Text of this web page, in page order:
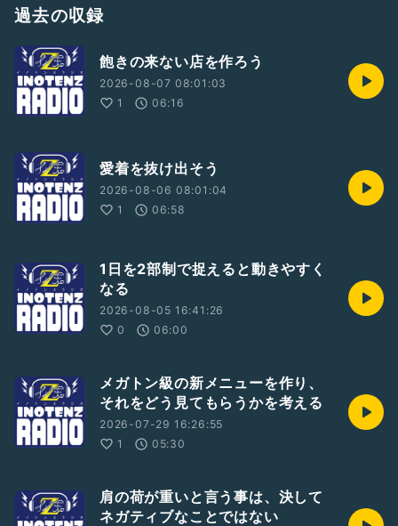
過去の収録
飽きの来ない店を作ろう
2026-08-07 08:01:03
1
06:16
愛着を抜け出そう
2026-08-06 08:01:04
1
06:58
1日を2部制で捉えると動きやすく
なる
2026-08-05 16:41:26
0
06:00
メガトン級の新メニューを作り、
それをどう見てもらうかを考える
2026-07-29 16:26:55
1
05:30
肩の荷が重いと言う事は、決して
ネガティブなことではない